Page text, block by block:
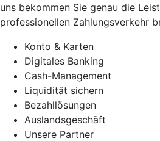
uns bekommen Sie genau die
professionellen Zahlungsverkehr
Konto & Karten
Digitales Banking
Cash-Management
Liquidität sichern
Bezahllösungen
Auslandsgeschäft
Unsere Partner